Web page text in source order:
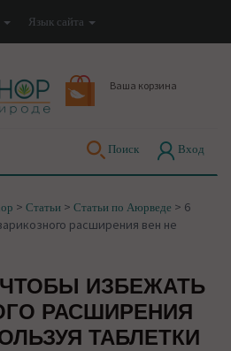
Язык сайта
Ваша корзина
Поиск Вход
> Статьи > Статьи по Аюрведе > 6
расширения вен не
ИЗБЕЖАТЬ
РАСШИРЕНИЯ
ТАБЛЕТКИ